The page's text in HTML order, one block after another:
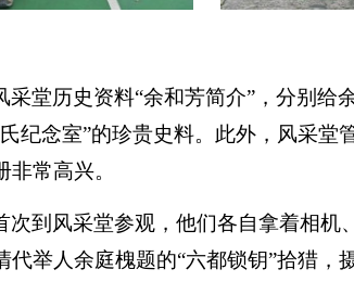
堂历史资料“余和芳简介”，分别给
纪念室”的珍贵史料。此外，风采堂
常高兴。
次到风采堂参观，他们各自拿着相机
举人余庭槐题的“六都锁钥”拾猎，